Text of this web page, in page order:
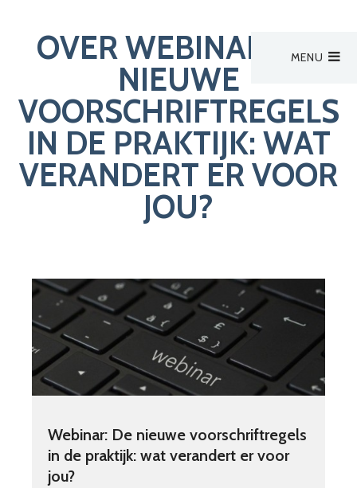
OVER WEBINAR: DE
NIEUWE
VOORSCHRIFTREGELS
IN DE PRAKTIJK: WAT
VERANDERT ER VOOR
JOU?
MENU
Webinar: De nieuwe voorschriftregels
in de praktijk: wat verandert er voor
jou?
Hoofdmenu
Activiteiten
Activiteiten
Activiteit van derden
Zoek een verpleegkundige
Nieuws
Bestuur